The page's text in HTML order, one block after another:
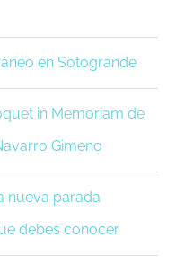
en Sotogrande
in Memoriam de
Gimeno
nueva parada
debes conocer